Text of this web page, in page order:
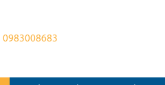
0983008683